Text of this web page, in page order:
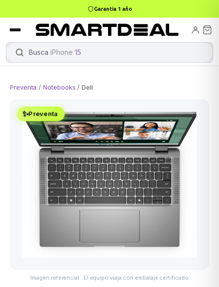
Garantía 1 año
Busca iPhone 15
Preventa /Notebooks /Dell
✨Preventa
Imagen referencial · El equipo viaja con embalaje certificado